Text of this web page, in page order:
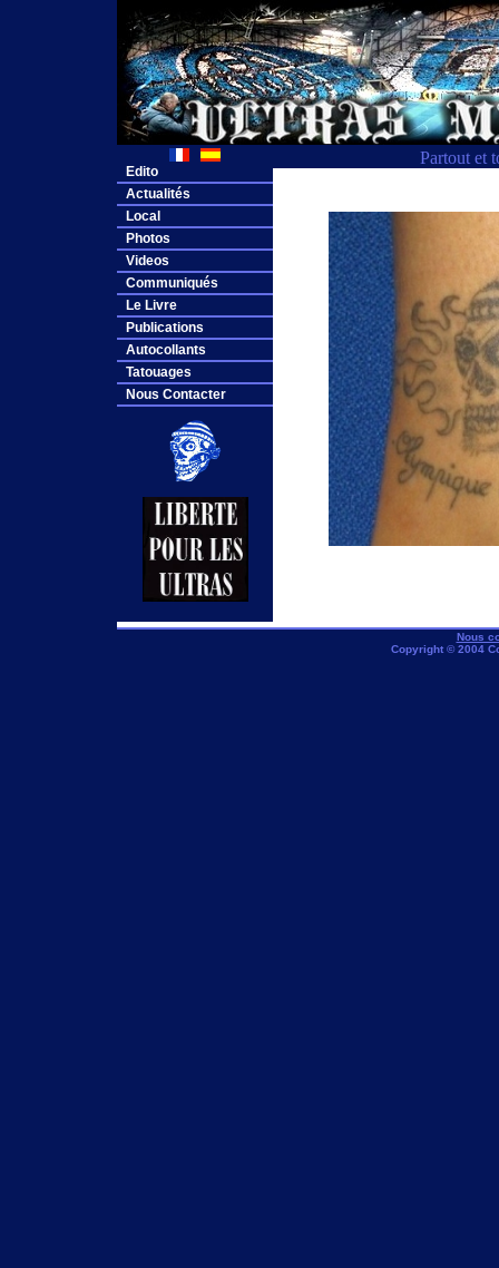
Partout et
Edito
Actualités
Local
Photos
Videos
Communiqués
Le Livre
Publications
Autocollants
Tatouages
Nous Contacter
Nous
Copyright © 2004